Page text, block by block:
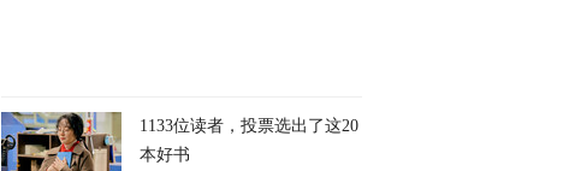
1133位读者，投票选出了这20
本好书